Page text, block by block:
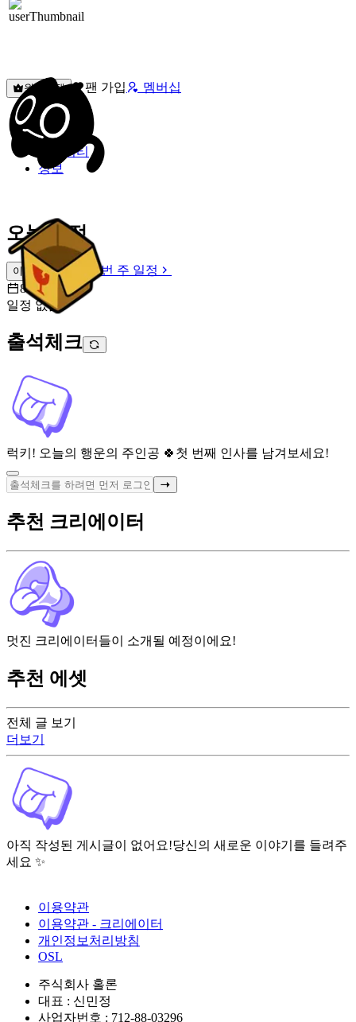
원픽선택 팬 가입 멤버십
밐타운
피드
커뮤니티
정보
오늘 일정
이번 주 일정
이번 주 일정
8월 8일 [토]
일정 없음
출석체크
럭키! 오늘의 행운의 주인공 🍀 첫 번째 인사를 남겨보세요!
전체 글 보기
더보기
아직 작성된 게시글이 없어요!당신의 새로운 이야기를 들려주
세요 ✨
추천 크리에이터
멋진 크리에이터들이 소개될 예정이에요!
추천 에셋
이용약관
이용약관 - 크리에이터
개인정보처리방침
OSL
주식회사 홀론
대표 : 신민정
사업자번호 : 712-88-03296